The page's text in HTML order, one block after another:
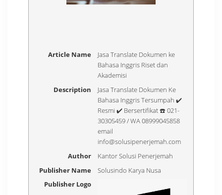
Article Name
Jasa Translate Dokumen ke
Bahasa Inggris Riset dan
Akademisi
Description
Jasa Translate Dokumen Ke
Bahasa Inggris Tersumpah ✔️
Resmi ✔️ Bersertifikat ☎️ 021-
30305459 / WA 08999045858
email
info@solusipenerjemah.com
Author
Kantor Solusi Penerjemah
Publisher Name
Solusindo Karya Nusa
Publisher Logo